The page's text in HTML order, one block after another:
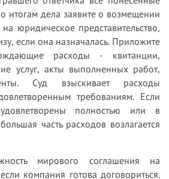
итогам дела заявите о возмещении
юридическое представительство,
если она назначалась. Приложите
расходы - квитанции,
услуг, акты выполненных работ,
Суд взыскивает расходы
требованиям. Если
полностью или в
часть расходов возлагается
мирового соглашения на
компания готова договориться.